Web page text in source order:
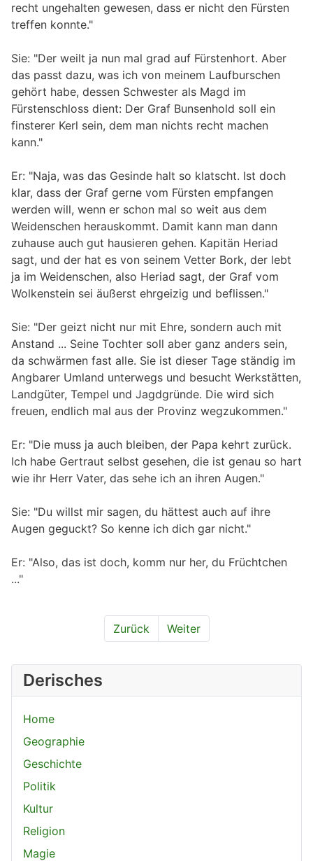
Derisches
Home
Geographie
Geschichte
Politik
Kultur
Religion
Magie
recht ungehalten gewesen, dass er nicht den Fürsten
treffen konnte."
Sie: "Der weilt ja nun mal grad auf Fürstenhort. Aber
das passt dazu, was ich von meinem Laufburschen
gehört habe, dessen Schwester als Magd im
Fürstenschloss dient: Der Graf Bunsenhold soll ein
finsterer Kerl sein, dem man nichts recht machen
kann."
Er: "Naja, was das Gesinde halt so klatscht. Ist doch
klar, dass der Graf gerne vom Fürsten empfangen
werden will, wenn er schon mal so weit aus dem
Weidenschen herauskommt. Damit kann man dann
zuhause auch gut hausieren gehen. Kapitän Heriad
sagt, und der hat es von seinem Vetter Bork, der lebt
ja im Weidenschen, also Heriad sagt, der Graf vom
Wolkenstein sei äußerst ehrgeizig und beflissen."
Sie: "Der geizt nicht nur mit Ehre, sondern auch mit
Anstand ... Seine Tochter soll aber ganz anders sein,
da schwärmen fast alle. Sie ist dieser Tage ständig im
Angbarer Umland unterwegs und besucht Werkstätten,
Landgüter, Tempel und Jagdgründe. Die wird sich
freuen, endlich mal aus der Provinz wegzukommen."
Er: "Die muss ja auch bleiben, der Papa kehrt zurück.
Ich habe Gertraut selbst gesehen, die ist genau so hart
wie ihr Herr Vater, das sehe ich an ihren Augen."
Sie: "Du willst mir sagen, du hättest auch auf ihre
Augen geguckt? So kenne ich dich gar nicht."
Er: "Also, das ist doch, komm nur her, du Früchtchen
..."
Zurück Weiter